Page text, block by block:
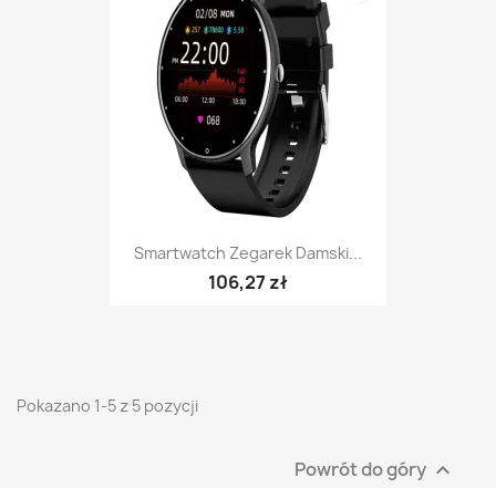
Smartwatch Zegarek Damski...
106,27 zł
Pokazano 1-5 z 5 pozycji
Powrót do góry 